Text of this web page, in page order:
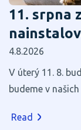
11. srpna
4.8.2026
V úterý 11. 8.
budeme v
Read